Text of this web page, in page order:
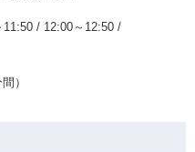
11:50 / 12:00～12:50 /
）